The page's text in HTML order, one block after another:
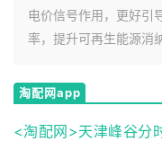
电价信号作用，更好引
率，提升可再生能源消
淘配网app
<淘配网>天津峰谷分